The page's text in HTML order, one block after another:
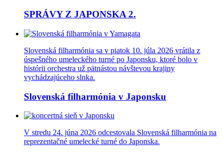
SPRÁVY Z JAPONSKA 2.
Slovenská filharmónia sa v piatok 10. júla 2026 vrátila z
úspešného umeleckého turné po Japonsku, ktoré bolo v
histórii orchestra už pätnástou návštevou krajiny
vychádzajúceho slnka.
Slovenská filharmónia v Japonsku
V stredu 24. júna 2026 odcestovala Slovenská filharmónia na
reprezentačné umelecké turné do Japonska.